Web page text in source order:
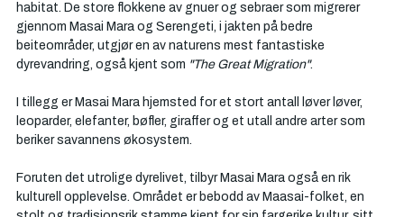
habitat. De store flokkene av gnuer og sebraer som migrerer
gjennom Masai Mara og Serengeti, i jakten på bedre
beiteområder, utgjør en av naturens mest fantastiske
dyrevandring, også kjent som "The Great Migration".
I tillegg er Masai Mara hjemsted for et stort antall løver løver,
leoparder, elefanter, bøfler, giraffer og et utall andre arter som
beriker savannens økosystem.
Foruten det utrolige dyrelivet, tilbyr Masai Mara også en rik
kulturell opplevelse. Området er bebodd av Maasai-folket, en